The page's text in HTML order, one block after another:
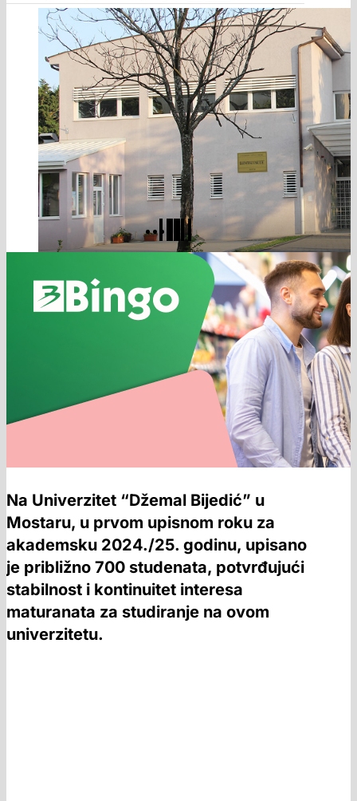
Na Univerzitet “Džemal Bijedić” u
Mostaru, u prvom upisnom roku za
akademsku 2024./25. godinu, upisano
je približno 700 studenata, potvrđujući
stabilnost i kontinuitet interesa
maturanata za studiranje na ovom
univerzitetu.